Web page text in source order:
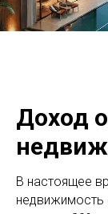
Доход
В настоящее
недвижимость